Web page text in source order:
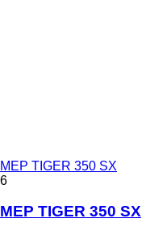
MEP TIGER 350 SX
6
MEP TIGER 350 SX